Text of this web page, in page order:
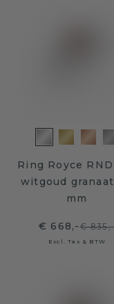
Ring Royce
witgoud granaat
mm
€ 668,-€
Excl. Tax & BTW